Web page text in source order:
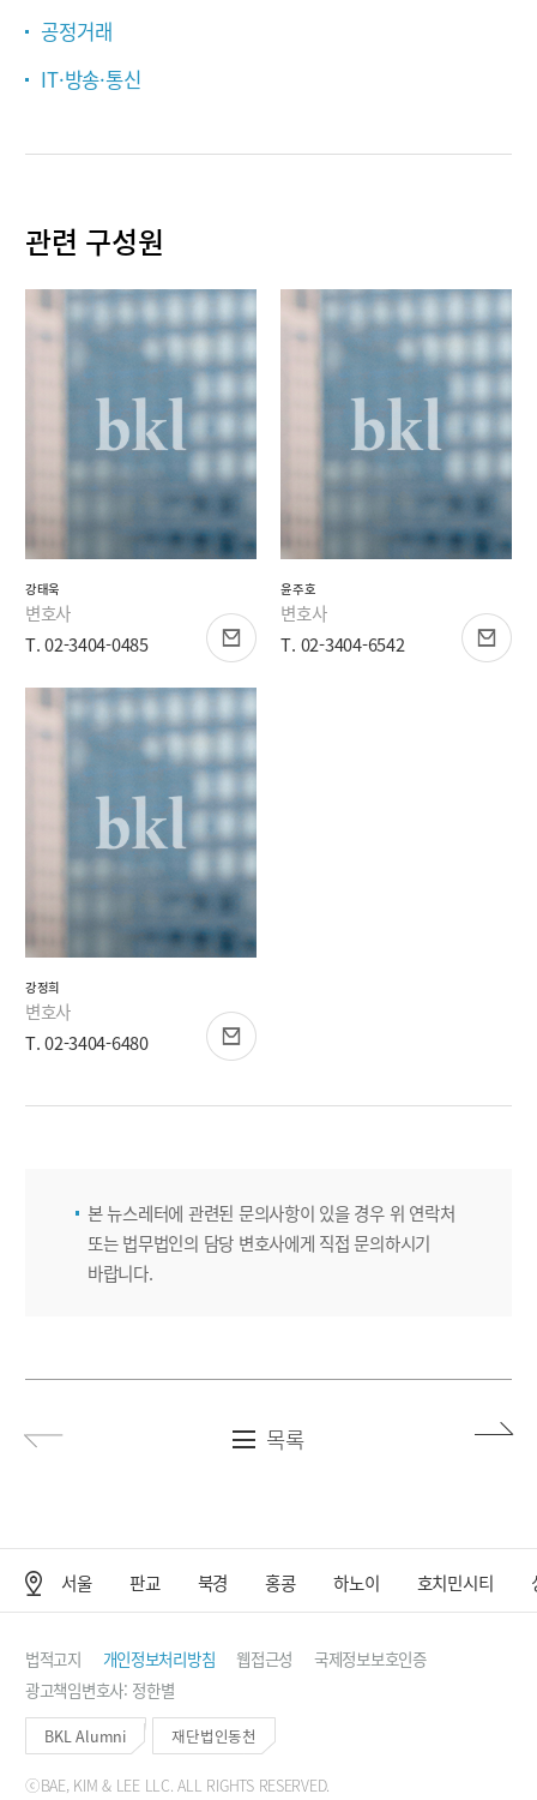
공정거래
IT·방송·통신
관련 구성원
강태욱
변호사
T. 02-3404-0485
윤주호
변호사
T. 02-3404-6542
강정희
변호사
T. 02-3404-6480
본 뉴스레터에 관련된 문의사항이 있을 경우 위 연락처
또는 법무법인의 담당 변호사에게 직접 문의하시기
바랍니다.
목록
서울 판교 북경 홍콩 하노이 호치민시티
법적고지 개인정보처리방침 웹접근성
국제정보보호인증
광고책임변호사: 정한별
BKL Alumni 재단법인동천
ⓒBAE, KIM & LEE LLC. ALL RIGHTS RESERVED.